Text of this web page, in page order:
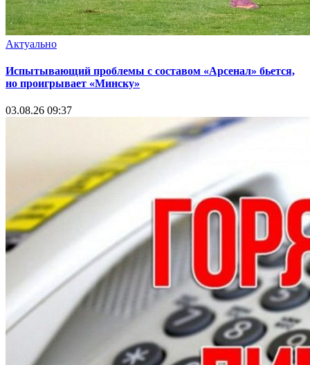
Актуально
Испытывающий проблемы с составом «Арсенал» бьется,
но проигрывает «Минску»
03.08.26 09:37